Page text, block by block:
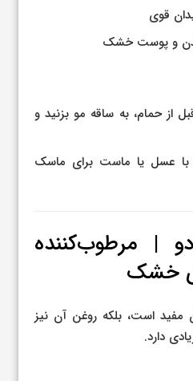
قوی
و پوست خشک
از حمام، به ساقه مو بزنید و
عسل یا ماست برای ماسک
| مرطوب‌کننده
خشک
مفید است، بلکه روغن آن نیز
دارد.